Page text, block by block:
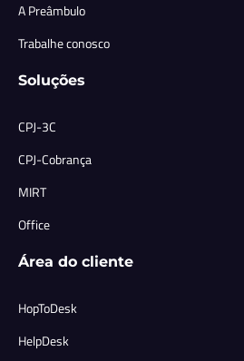
A Preâmbulo
Trabalhe conosco
Soluções
CPJ-3C
CPJ-Cobrança
MIRT
Office
Área do cliente
HopToDesk
HelpDesk